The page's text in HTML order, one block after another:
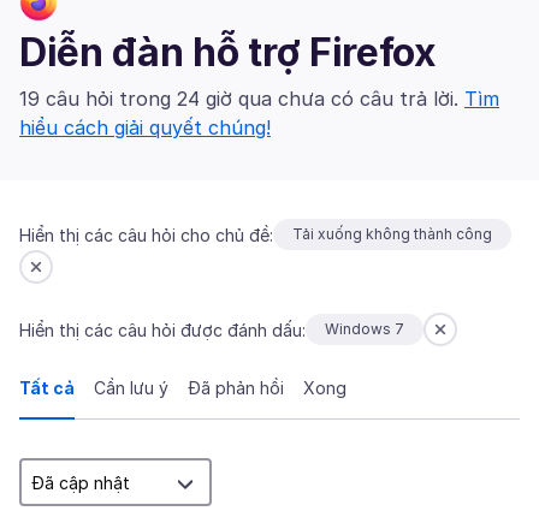
Diễn đàn hỗ trợ Firefox
19 câu hỏi trong 24 giờ qua chưa có câu trả lời. Tìm
hiểu cách giải quyết chúng!
Hiển thị các câu hỏi cho chủ đề: Tải xuống không thành công
Hiển thị các câu hỏi được đánh dấu: Windows 7
Tất cả Cần lưu ý Đã phản hồi Xong